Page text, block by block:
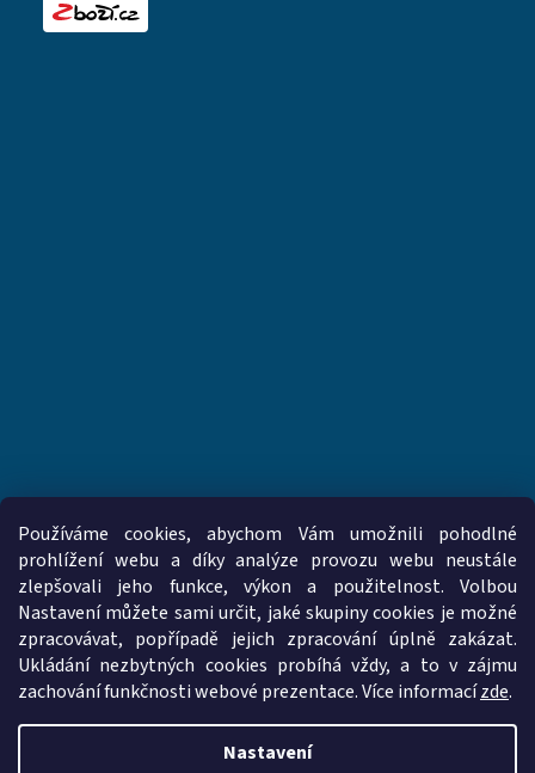
Používáme cookies, abychom Vám umožnili pohodlné
prohlížení webu a díky analýze provozu webu neustále
zlepšovali jeho funkce, výkon a použitelnost. Volbou
Nastavení můžete sami určit, jaké skupiny cookies je možné
zpracovávat, popřípadě jejich zpracování úplně zakázat.
Ukládání nezbytných cookies probíhá vždy, a to v zájmu
zachování funkčnosti webové prezentace. Více informacízde.
Nastavení
www.vzduchotechnika-ventilatory.cz www.palmat.cz
Vytvořil Shoptet